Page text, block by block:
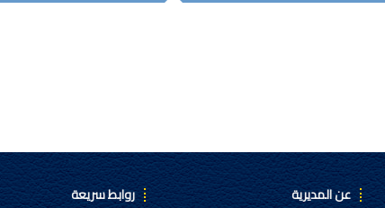
عن المديرية
روابط سريعة